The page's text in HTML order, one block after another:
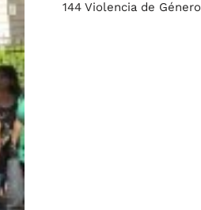
144 Violencia de Género